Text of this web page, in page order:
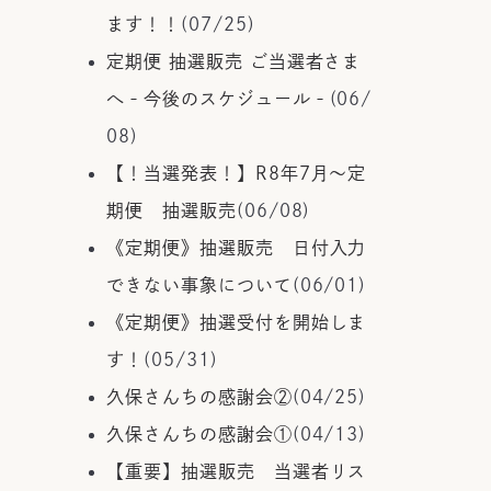
ます！！ (07/25)
定期便 抽選販売 ご当選者さま
へ‐今後のスケジュール‐ (06/
08)
【！当選発表！】R8年7月～定
期便 抽選販売(06/08)
《定期便》抽選販売 日付入力
できない事象について (06/01)
《定期便》抽選受付を開始しま
す！ (05/31)
久保さんちの感謝会②(04/25)
久保さんちの感謝会①(04/13)
【重要】抽選販売 当選者リス